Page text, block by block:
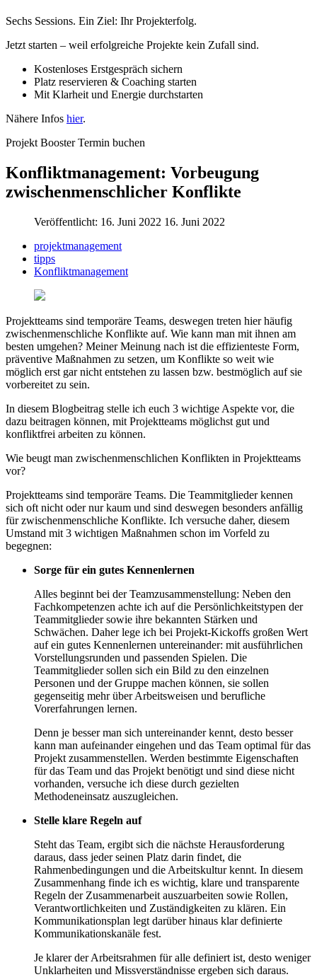
Sechs Sessions. Ein Ziel: Ihr Projekterfolg.
Jetzt starten – weil erfolgreiche Projekte kein Zufall sind.
Kostenloses Erstgespräch sichern
Platz reservieren & Coaching starten
Mit Klarheit und Energie durchstarten
Nähere Infos hier.
Projekt Booster Termin buchen
Konfliktmanagement: Vorbeugung
zwischenmenschlicher Konflikte
Veröffentlicht: 16. Juni 2022 16. Juni 2022
projektmanagement
tipps
Konfliktmanagement
Projektteams sind temporäre Teams, deswegen treten hier häufig
zwischenmenschliche Konflikte auf. Wie kann man mit ihnen am
besten umgehen? Meiner Meinung nach ist die effizienteste Form,
präventive Maßnahmen zu setzen, um Konflikte so weit wie
möglich erst gar nicht entstehen zu lassen bzw. bestmöglich auf sie
vorbereitet zu sein.
In diesem Blogbeitrag stelle ich euch 3 wichtige Aspekte vor, die
dazu beitragen können, mit Projektteams möglichst gut und
konfliktfrei arbeiten zu können.
Wie beugt man zwischenmenschlichen Konflikten in Projektteams
vor?
Projektteams sind temporäre Teams. Die Teammitglieder kennen
sich oft nicht oder nur kaum und sind deswegen besonders anfällig
für zwischenmenschliche Konflikte. Ich versuche daher, diesem
Umstand mit 3 wichtigen Maßnahmen schon im Vorfeld zu
begegnen:
Sorge für ein gutes Kennenlernen
Alles beginnt bei der Teamzusammenstellung: Neben den
Fachkompetenzen achte ich auf die Persönlichkeitstypen der
Teammitglieder sowie ihre bekannten Stärken und
Schwächen. Daher lege ich bei Projekt-Kickoffs großen Wert
auf ein gutes Kennenlernen untereinander: mit ausführlichen
Vorstellungsrunden und passenden Spielen. Die
Teammitglieder sollen sich ein Bild zu den einzelnen
Personen und der Gruppe machen können, sie sollen
gegenseitig mehr über Arbeitsweisen und berufliche
Vorerfahrungen lernen.
Denn je besser man sich untereinander kennt, desto besser
kann man aufeinander eingehen und das Team optimal für das
Projekt zusammenstellen. Werden bestimmte Eigenschaften
für das Team und das Projekt benötigt und sind diese nicht
vorhanden, versuche ich diese durch gezielten
Methodeneinsatz auszugleichen.
Stelle klare Regeln auf
Steht das Team, ergibt sich die nächste Herausforderung
daraus, dass jeder seinen Platz darin findet, die
Rahmenbedingungen und die Arbeitskultur kennt. In diesem
Zusammenhang finde ich es wichtig, klare und transparente
Regeln der Zusammenarbeit auszuarbeiten sowie Rollen,
Verantwortlichkeiten und Zuständigkeiten zu klären. Ein
Kommunikationsplan legt darüber hinaus klar definierte
Kommunikationskanäle fest.
Je klarer der Arbeitsrahmen für alle definiert ist, desto weniger
Unklarheiten und Missverständnisse ergeben sich daraus.